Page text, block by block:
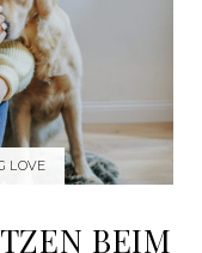
LOVE
BEIM